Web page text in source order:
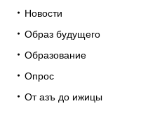
Новости
Образ будущего
Образование
Опрос
От азъ до ижицы